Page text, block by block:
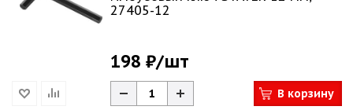
27405-12
198 ₽/шт
В корзину